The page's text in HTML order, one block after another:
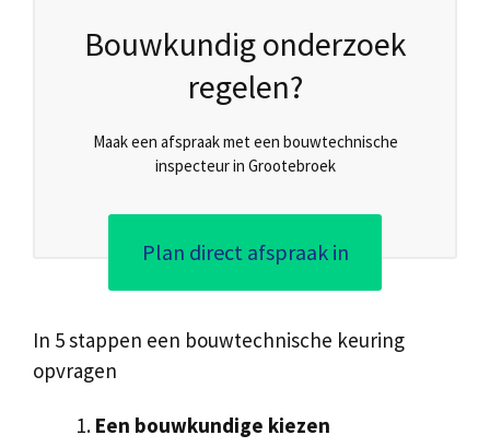
Bouwkundig onderzoek
regelen?
Maak een afspraak met een bouwtechnische
inspecteur in Grootebroek
Plan direct afspraak in
In 5 stappen een bouwtechnische keuring
opvragen
Een bouwkundige kiezen